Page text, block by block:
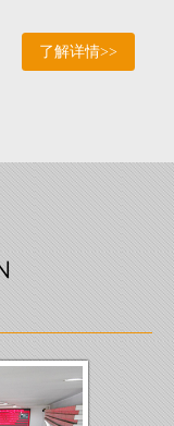
了解详情>>